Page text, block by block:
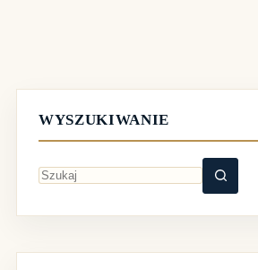
WYSZUKIWANIE
wyników